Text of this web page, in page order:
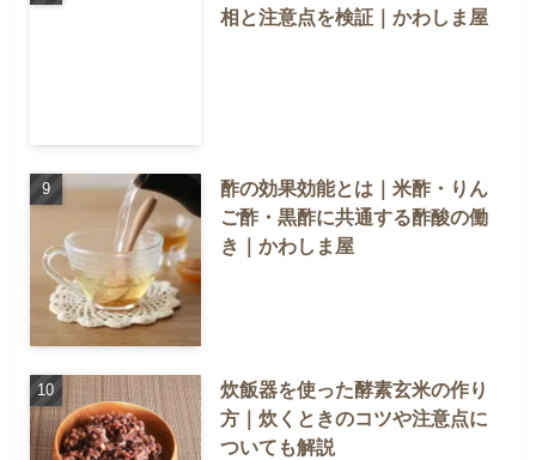
相と注意点を検証｜かわしま屋
酢の効果効能とは｜米酢・りん
ご酢・黒酢に共通する酢酸の働
き｜かわしま屋
炊飯器を使った酵素玄米の作り
方｜炊くときのコツや注意点に
ついても解説